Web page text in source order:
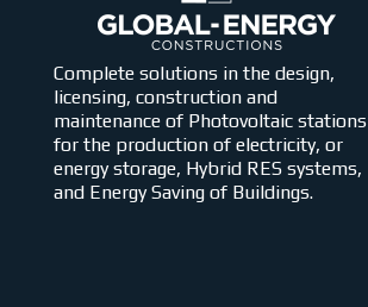
Complete solutions in the design,
licensing, construction and
maintenance of Photovoltaic stations
for the production of electricity, or
energy storage, Hybrid RES systems,
and Energy Saving of Buildings.